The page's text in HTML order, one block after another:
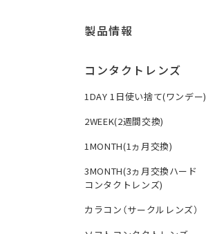
製品情報
コンタクトレンズ
1DAY 1日使い捨て(ワンデー)
2WEEK(2週間交換)
1MONTH(1ヵ月交換)
3MONTH(3ヵ月交換ハード
コンタクトレンズ)
カラコン（サークルレンズ）